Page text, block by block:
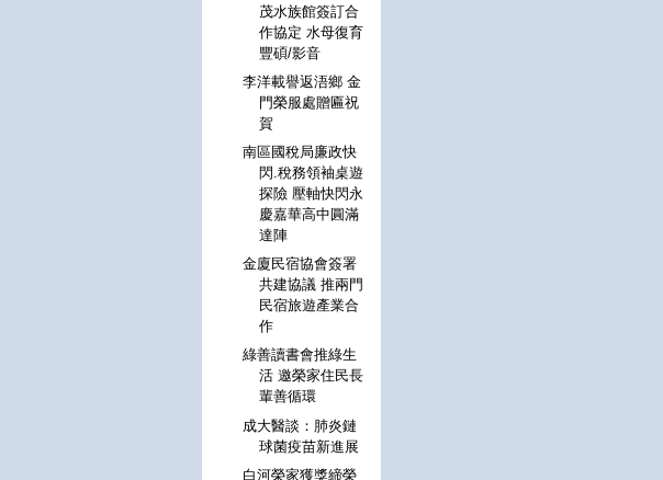
茂水族館簽訂合
作協定 水母復育
豐碩/影音
李洋載譽返浯鄉 金
門榮服處贈匾祝
賀
南區國稅局廉政快
閃.稅務領袖桌遊
探險 壓軸快閃永
慶嘉華高中圓滿
達陣
金廈民宿協會簽署
共建協議 推兩門
民宿旅遊產業合
作
綠善讀書會推綠生
活 邀榮家住民長
輩善循環
成大醫談：肺炎鏈
球菌疫苗新進展
白河榮家獲獎締榮